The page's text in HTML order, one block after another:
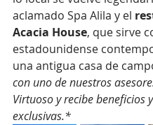
aclamado Spa Alila y el
Acacia House, que sirve
estadounidense
una antigua casa de
con uno de nuestros
Virtuoso y recibe beneficios
exclusivas.*